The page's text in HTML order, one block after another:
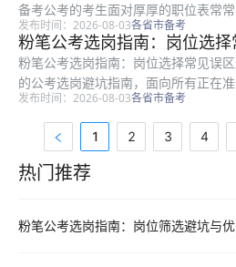
备考公考的考生面对厚厚的职位表常
怎么筛选条件、匹配自身背景，也容
整理的公考选岗实操指南，适合所有
容从梳理...
发布时间：2026-08-03各省市备考
粉笔公考选岗指南：岗位选
粉笔公考选岗指南：岗位选择常见误
的公考选岗避坑指南，面向所有正在
对选岗过程中考生常踩的隐性条件忽
盲目选择、服务期要求忽视等高频误
岗中的隐...
发布时间：2026-08-03各省市备考
1 2 3 4
热门推荐资料
热门推荐
粉笔公考选岗指南：岗位筛选避坑与